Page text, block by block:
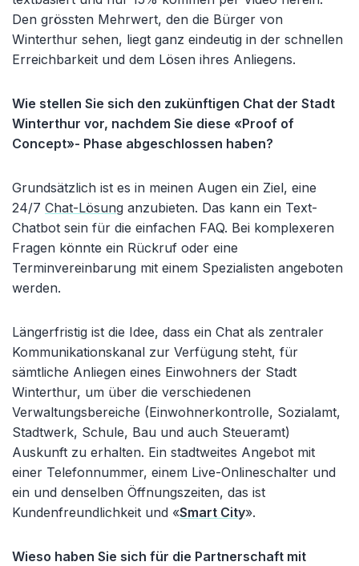
Den grössten Mehrwert, den die Bürger von
Winterthur sehen, liegt ganz eindeutig in der schnellen
Erreichbarkeit und dem Lösen ihres Anliegens.
Wie stellen Sie sich den zukünftigen Chat der Stadt
Winterthur vor, nachdem Sie diese «Proof of
Concept»- Phase abgeschlossen haben?
Grundsätzlich ist es in meinen Augen ein Ziel, eine
24/7 Chat-Lösung anzubieten. Das kann ein Text-
Chatbot sein für die einfachen FAQ. Bei komplexeren
Fragen könnte ein Rückruf oder eine
Terminvereinbarung mit einem Spezialisten angeboten
werden.
Längerfristig ist die Idee, dass ein Chat als zentraler
Kommunikationskanal zur Verfügung steht, für
sämtliche Anliegen eines Einwohners der Stadt
Winterthur, um über die verschiedenen
Verwaltungsbereiche (Einwohnerkontrolle, Sozialamt,
Stadtwerk, Schule, Bau und auch Steueramt)
Auskunft zu erhalten. Ein stadtweites Angebot mit
einer Telefonnummer, einem Live-Onlineschalter und
ein und denselben Öffnungszeiten, das ist
Kundenfreundlichkeit und «Smart City».
Wieso haben Sie sich für die Partnerschaft mit